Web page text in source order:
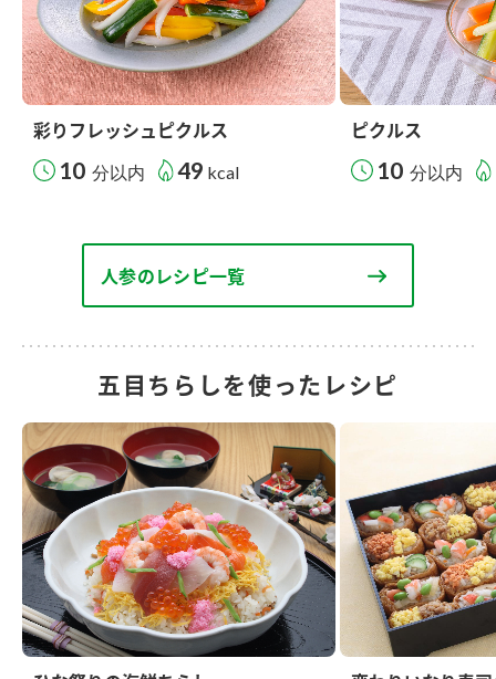
彩りフレッシュピクルス
10 分以内 49 kcal
ピクルス
10 分以内
人参のレシピ一覧
五目ちらしを使ったレシピ